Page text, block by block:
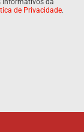
informativos da
de Privacidade.